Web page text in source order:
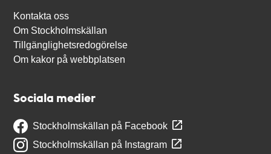
Kontakta oss
Om Stockholmskällan
Tillgänglighetsredogörelse
Om kakor på webbplatsen
Sociala medier
Stockholmskällan på Facebook
Stockholmskällan på Instagram